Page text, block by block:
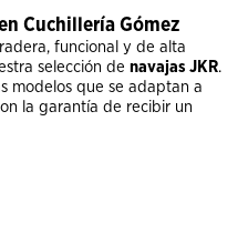
Cuchillería Gómez
funcional y de alta
selección denavajas JKR.
modelos que se adaptan a
la garantía de recibir un